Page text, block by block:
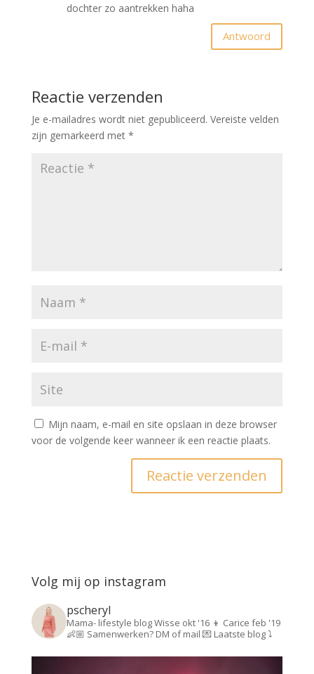
dochter zo aantrekken haha
Antwoord
Reactie verzenden
Je e-mailadres wordt niet gepubliceerd. Vereiste velden
zijn gemarkeerd met *
Mijn naam, e-mail en site opslaan in deze browser
voor de volgende keer wanneer ik een reactie plaats.
Volg mij op instagram
pscheryl
Mama- lifestyle blogWisse okt '16 👦 Carice feb '19
👶🏼 Samenwerken? DM of mail 💌Laatste blog ⤵️